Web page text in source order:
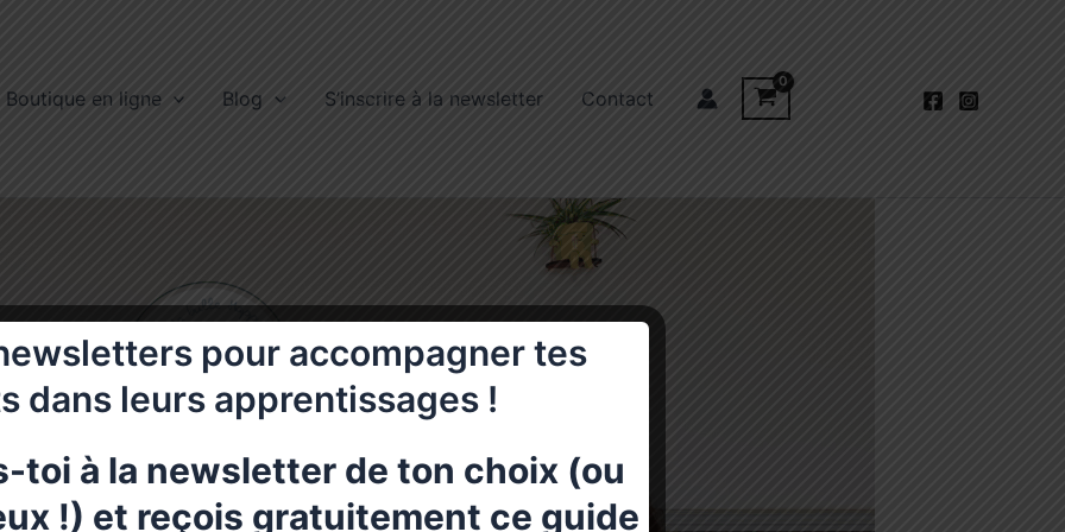
Boutique en ligne Blog S’inscrire à la newsletter Contact
pour accompagner tes
dans leurs apprentissages !
toi à la newsletter de ton choix (ou
!) et reçois gratuitement ce guide